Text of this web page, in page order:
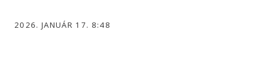
2026. JANUÁR 17. 8:48